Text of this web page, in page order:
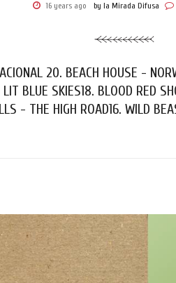
16 years ago by la Mirada Difusa
20. BEACH HOUSE -
BLUE SKIES18. BLOOD RED
- THE HIGH ROAD16. WILD